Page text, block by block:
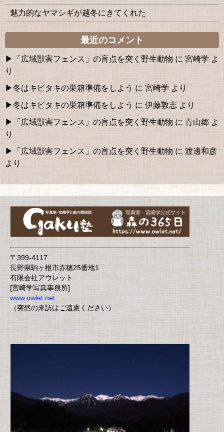
魅力的なヤマシギが越冬にきてくれた
最近のコメント
「広域獣害フェンス」の盲点を突く野生動物 に 宮崎学 よ
り
冬はキビタキの巣箱準備をしよう に 宮崎学 より
冬はキビタキの巣箱準備をしよう に 伊藤敦志 より
「広域獣害フェンス」の盲点を突く野生動物 に 青山郷 よ
り
「広域獣害フェンス」の盲点を突く野生動物 に 渡邊和彦
より
〒399-4117
長野県駒ヶ根市赤穂25番地1
有限会社アウレット
[宮崎学写真事務所]
www.owlet.net
（突然の来訪はご遠慮ください）